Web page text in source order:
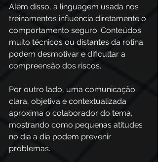
Além disso, a linguagem usada nos
treinamentos influencia diretamente o
comportamento seguro. Conteúdos
muito técnicos ou distantes da rotina
podem desmotivar e dificultar a
compreensão dos riscos.
Por outro lado, uma comunicação
clara, objetiva e contextualizada
aproxima o colaborador do tema,
mostrando como pequenas atitudes
no dia a dia podem prevenir
problemas.